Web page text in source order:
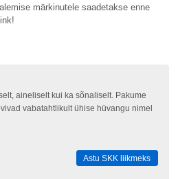
märkinutele saadetakse enne
aineliselt kui ka sõnaliselt. Pakume
vabatahtlikult ühise hüvangu nimel
Astu SKK liikmeks